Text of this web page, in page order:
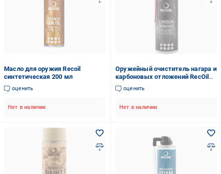
Масло для оружия Recoil
синтетическая 200 мл
оценить
Нет в наличии
Оружейный очиститель нагара и
карбоновых отложений RecOil
аэрозоль 400 мл
оценить
Нет в наличии